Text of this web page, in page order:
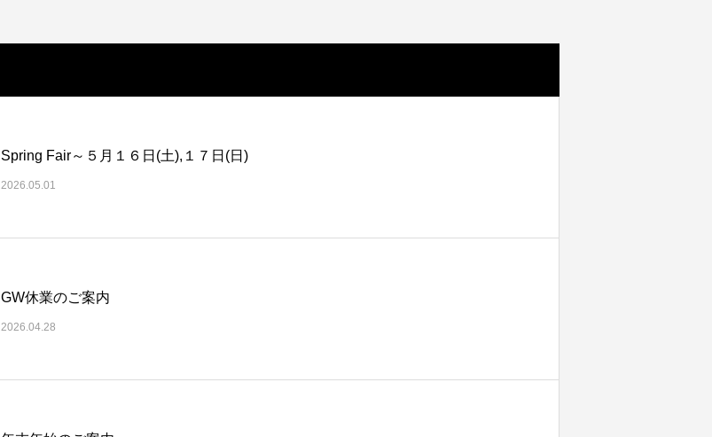
Spring Fair～５月１６日(土),１７日(日)
2026.05.01
GW休業のご案内
2026.04.28